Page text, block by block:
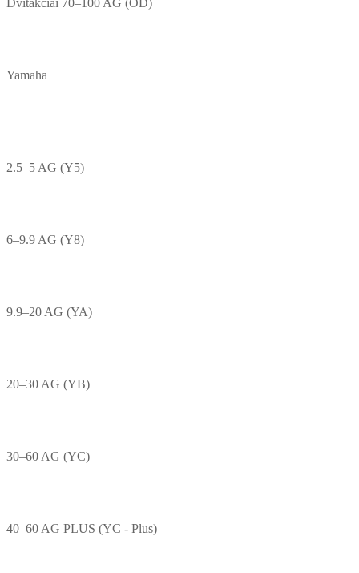
Yamaha
2.5–5 AG (Y5)
6–9.9 AG (Y8)
9.9–20 AG (YA)
20–30 AG (YB)
30–60 AG (YC)
40–60 AG PLUS (YC - Plus)